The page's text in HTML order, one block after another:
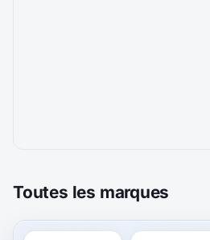
Toutes les marques